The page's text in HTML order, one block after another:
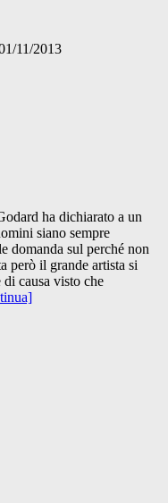
11/2013
ha dichiarato a un
siano sempre
domanda sul perché non
però il grande artista si
causa visto che